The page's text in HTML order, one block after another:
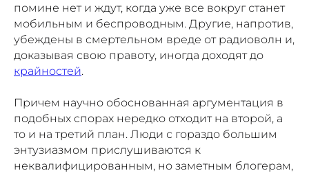
помине нет и ждут, когда уже все вокруг станет
мобильным и беспроводным. Другие, напротив,
убеждены в смертельном вреде от радиоволн и,
доказывая свою правоту, иногда доходят до
крайностей.
Причем научно обоснованная аргументация в
подобных спорах нередко отходит на второй, а
то и на третий план. Люди с гораздо большим
энтузиазмом прислушиваются к
неквалифицированным, но заметным блогерам,